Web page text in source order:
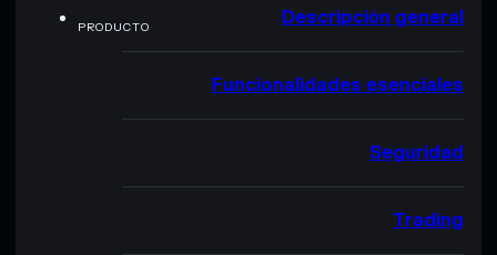
PRODUCTO Descripción general
Funcionalidades esenciales
Seguridad
Trading